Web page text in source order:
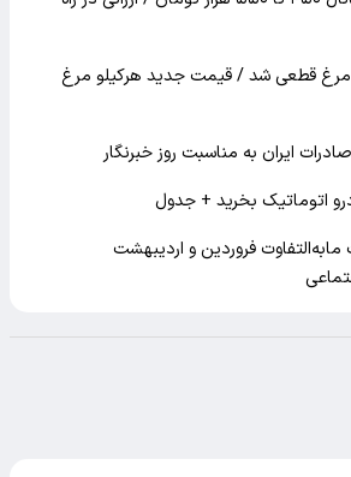
قطعی شد / قیمت جدید هرکیلو مرغ
ایران به مناسبت روز خبرنگار
فروردین و اردیبهشت